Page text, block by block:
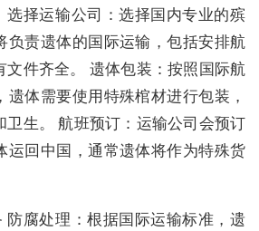
选择运输公司：选择国内专业的殡
负责遗体的国际运输，包括安排航
文件齐全。 遗体包装：按照国际航
遗体需要使用特殊棺材进行包装，
卫生。 航班预订：运输公司会预订
运回中国，通常遗体将作为特殊货
防腐处理：根据国际运输标准，遗